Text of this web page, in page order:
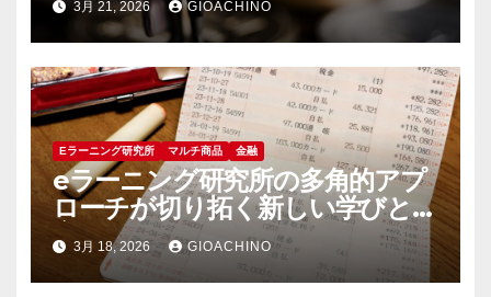
3月 21, 2026 GIOACHINO
Eラーニング研究所 マルチ商品 金融
eラーニング研究所の多角的アプ
ローチが切り拓く新しい学びと教
育支援の未来
3月 18, 2026 GIOACHINO